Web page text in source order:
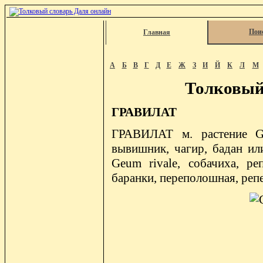
Главная
А Б В Г Д Е Ж З И Й К Л М
ГРАВИЛАТ
ГРАВИЛАТ м. растение
вывишник, чагир, бадан
Geum rivale, собачиха,
баранки, переполошная,